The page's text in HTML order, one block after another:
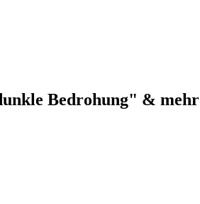
Bedrohung" & mehr